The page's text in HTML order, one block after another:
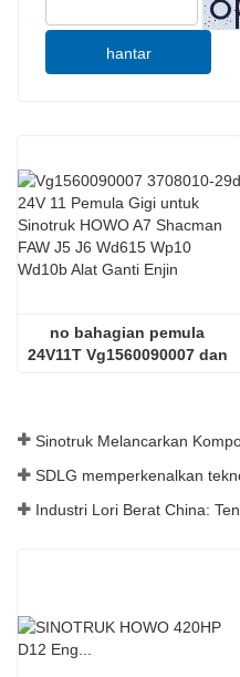
hantar
no bahagian pemula
24V11T Vg1560090007 dan